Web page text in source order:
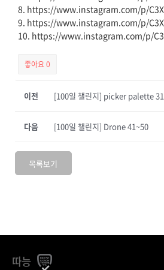
8. https://www.instagram.com/p/
9. https://www.instagram.com/p/
10. https://www.instagram.com/p/
좋아요0
이전 [100일 챌린지] picker palette
[100일 챌린지] Drone 41~50
다음
목록보기
따능